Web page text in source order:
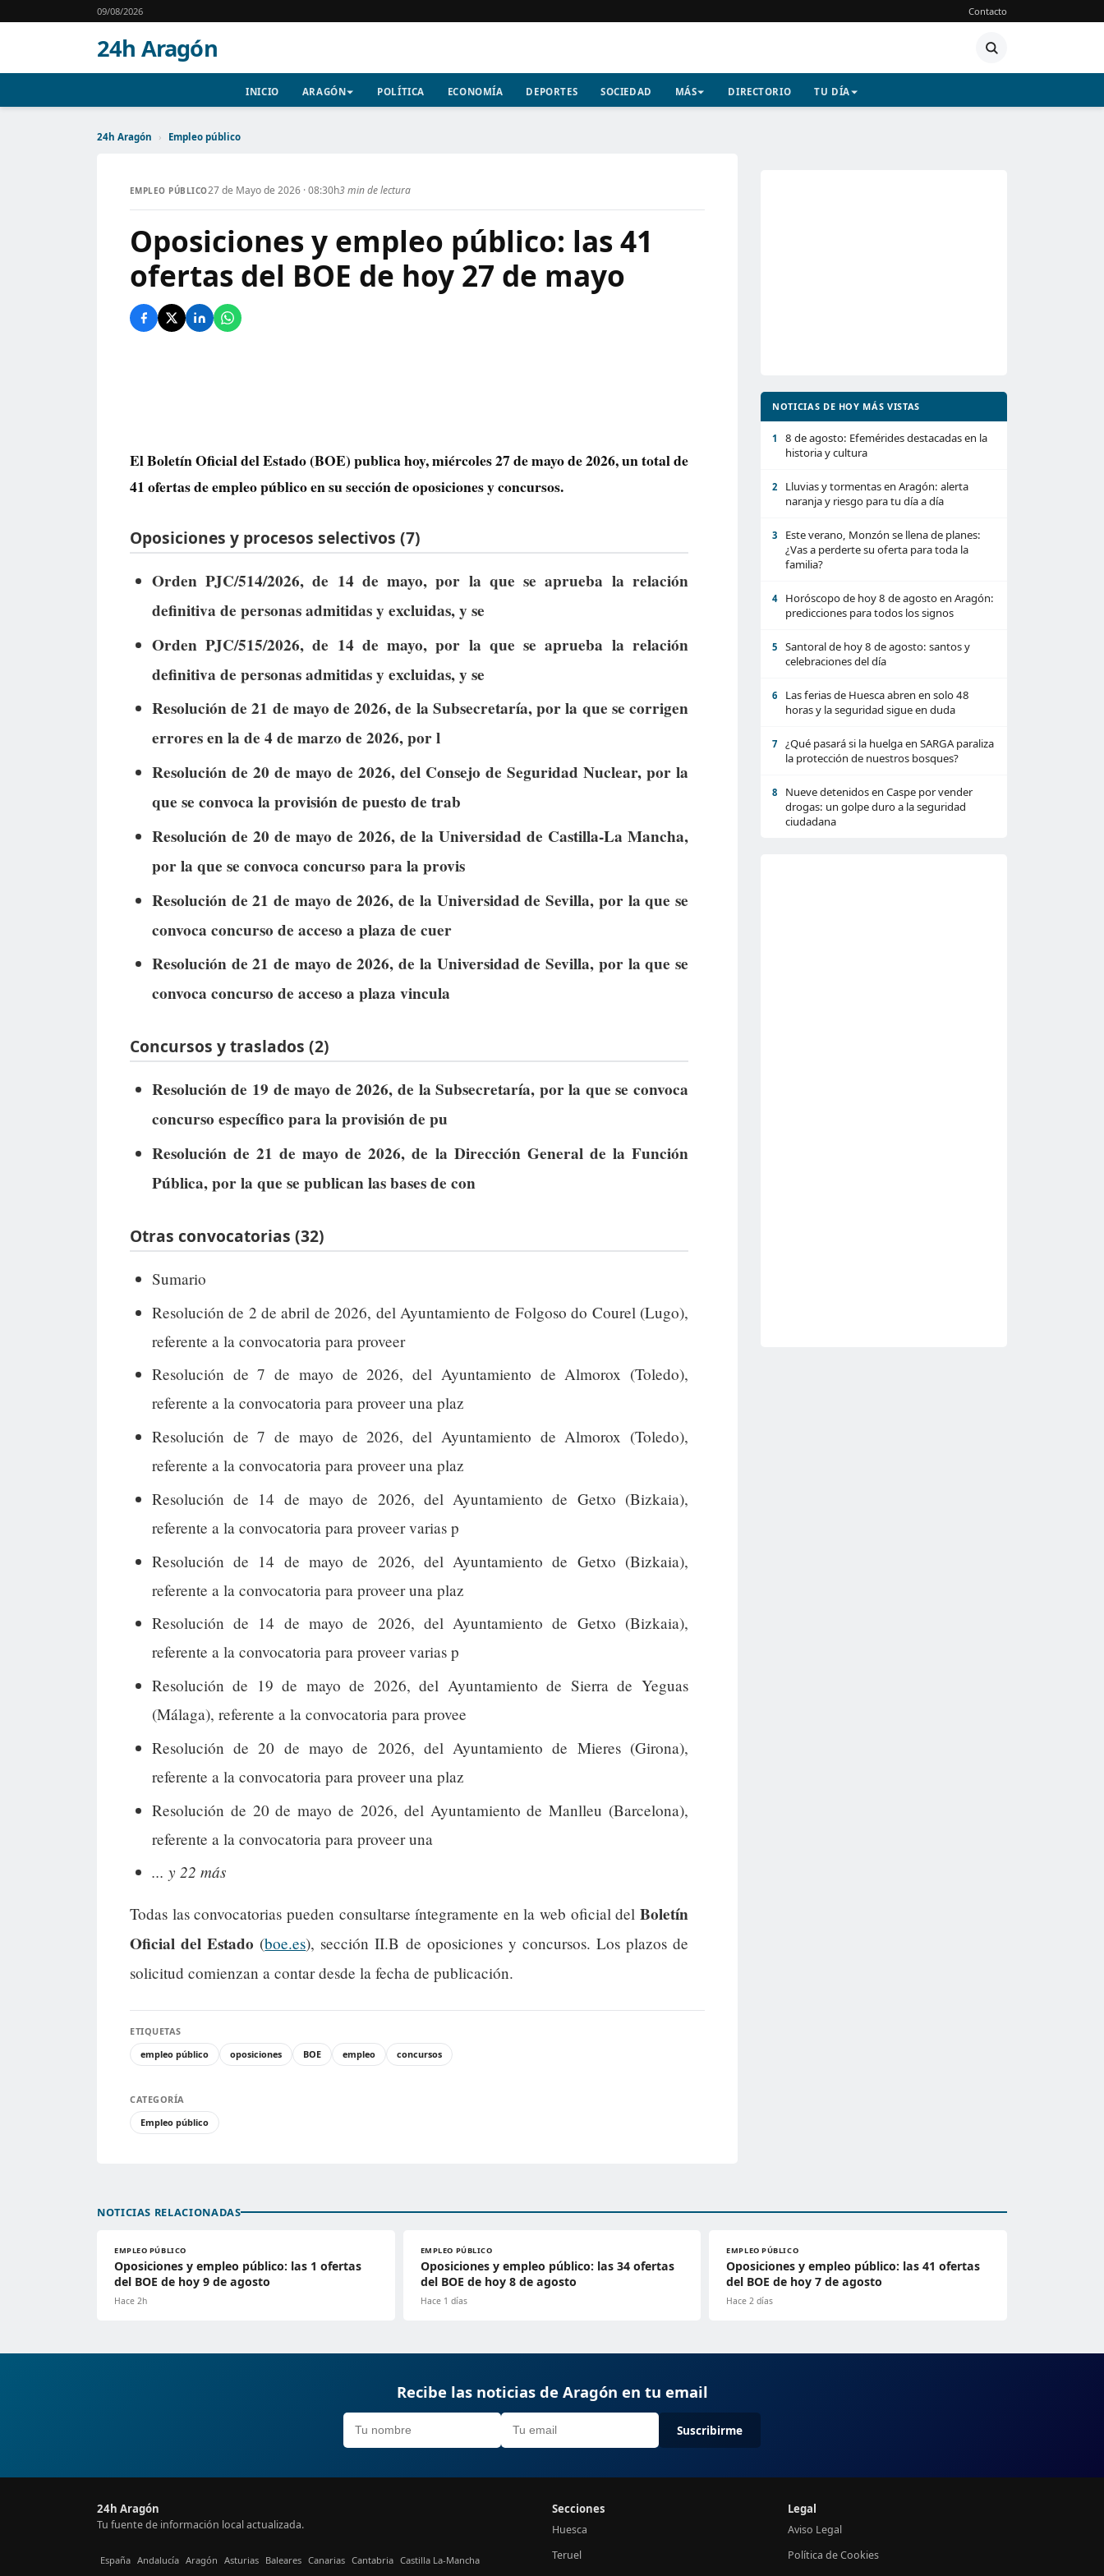
09/08/2026 Contacto
24h Aragón
INICIO ARAGÓN POLÍTICA ECONOMÍA DEPORTES SOCIEDAD MÁS DIRECTORIO TU DÍA
24h Aragón › Empleo público
EMPLEO PÚBLICO27 de Mayo de 2026 · 08:30h3 min de lectura
Oposiciones y empleo público: las 41
ofertas del BOE de hoy 27 de mayo
El Boletín Oficial del Estado (BOE) publica hoy, miércoles 27 de mayo de 2026, un total de
41 ofertas de empleo públicoen su sección de oposiciones y concursos.
Oposiciones y procesos selectivos (7)
Orden PJC/514/2026, de 14 de mayo, por la que se aprueba la relación
definitiva de personas admitidas y excluidas, y se
Orden PJC/515/2026, de 14 de mayo, por la que se aprueba la relación
definitiva de personas admitidas y excluidas, y se
Resolución de 21 de mayo de 2026, de la Subsecretaría, por la que se corrigen
errores en la de 4 de marzo de 2026, por l
Resolución de 20 de mayo de 2026, del Consejo de Seguridad Nuclear, por la
que se convoca la provisión de puesto de trab
Resolución de 20 de mayo de 2026, de la Universidad de Castilla-La Mancha,
por la que se convoca concurso para la provis
Resolución de 21 de mayo de 2026, de la Universidad de Sevilla, por la que se
convoca concurso de acceso a plaza de cuer
Resolución de 21 de mayo de 2026, de la Universidad de Sevilla, por la que se
convoca concurso de acceso a plaza vincula
Concursos y traslados (2)
Resolución de 19 de mayo de 2026, de la Subsecretaría, por la que se convoca
concurso específico para la provisión de pu
Resolución de 21 de mayo de 2026, de la Dirección General de la Función
Pública, por la que se publican las bases de con
Otras convocatorias (32)
Sumario
Resolución de 2 de abril de 2026, del Ayuntamiento de Folgoso do Courel (Lugo),
referente a la convocatoria para proveer
Resolución de 7 de mayo de 2026, del Ayuntamiento de Almorox (Toledo),
referente a la convocatoria para proveer una plaz
Resolución de 7 de mayo de 2026, del Ayuntamiento de Almorox (Toledo),
referente a la convocatoria para proveer una plaz
Resolución de 14 de mayo de 2026, del Ayuntamiento de Getxo (Bizkaia),
referente a la convocatoria para proveer varias p
Resolución de 14 de mayo de 2026, del Ayuntamiento de Getxo (Bizkaia),
referente a la convocatoria para proveer una plaz
Resolución de 14 de mayo de 2026, del Ayuntamiento de Getxo (Bizkaia),
referente a la convocatoria para proveer varias p
Resolución de 19 de mayo de 2026, del Ayuntamiento de Sierra de Yeguas
(Málaga), referente a la convocatoria para provee
Resolución de 20 de mayo de 2026, del Ayuntamiento de Mieres (Girona),
referente a la convocatoria para proveer una plaz
Resolución de 20 de mayo de 2026, del Ayuntamiento de Manlleu (Barcelona),
referente a la convocatoria para proveer una
... y 22 más
Todas las convocatorias pueden consultarse íntegramente en la web oficial del Boletín
Oficial del Estado (boe.es), sección II.B de oposiciones y concursos. Los plazos de
solicitud comienzan a contar desde la fecha de publicación.
ETIQUETAS
empleo público
oposiciones BOE empleo concursos
CATEGORÍA
Empleo público
NOTICIAS DE HOY MÁS VISTAS
1
8 de agosto: Efemérides destacadas en la
historia y cultura
2
Lluvias y tormentas en Aragón: alerta
naranja y riesgo para tu día a día
3
Este verano, Monzón se llena de planes:
¿Vas a perderte su oferta para toda la
familia?
4
Horóscopo de hoy 8 de agosto en Aragón:
predicciones para todos los signos
5
Santoral de hoy 8 de agosto: santos y
celebraciones del día
6
Las ferias de Huesca abren en solo 48
horas y la seguridad sigue en duda
7
¿Qué pasará si la huelga en SARGA paraliza
la protección de nuestros bosques?
8
Nueve detenidos en Caspe por vender
drogas: un golpe duro a la seguridad
ciudadana
NOTICIAS RELACIONADAS
EMPLEO PÚBLICO
Oposiciones y empleo público: las 1 ofertas
del BOE de hoy 9 de agosto
Hace 2h
EMPLEO PÚBLICO
Oposiciones y empleo público: las 34 ofertas
del BOE de hoy 8 de agosto
Hace 1 días
EMPLEO PÚBLICO
Oposiciones y empleo público: las 41 ofertas
del BOE de hoy 7 de agosto
Hace 2 días
Recibe las noticias de Aragón en tu email
Suscribirme
24h Aragón
Tu fuente de información local actualizada.
España Andalucía Aragón Asturias Baleares Canarias Cantabria Castilla La-Mancha
Secciones
Huesca
Teruel
Legal
Aviso Legal
Política de Cookies